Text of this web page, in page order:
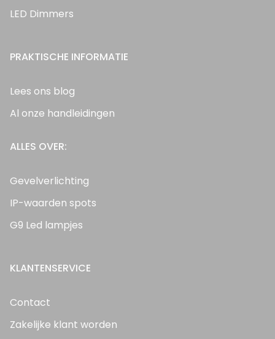
LED Dimmers
PRAKTISCHE INFORMATIE
Lees ons blog
Al onze handleidingen
ALLES OVER:
Gevelverlichting
IP-waarden spots
G9 Led lampjes
KLANTENSERVICE
Contact
Zakelijke klant worden